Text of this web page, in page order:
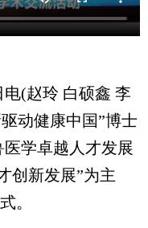
(赵玲 白硕鑫 李
动健康中国”博士
学卓越人才发展
创新发展”为主
。